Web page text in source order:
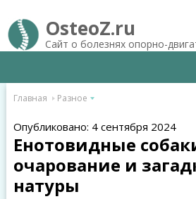
OsteoZ.ru
Сайт о болезнях опорно-
Главная Разное
Опубликовано: 4 сентября 2024
Енотовидные
очарование и
натуры